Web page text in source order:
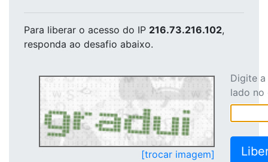
Para liberar o acesso do IP 216.73.216.102,
responda ao desafio abaixo.
[trocar imagem]
Digite
lado no